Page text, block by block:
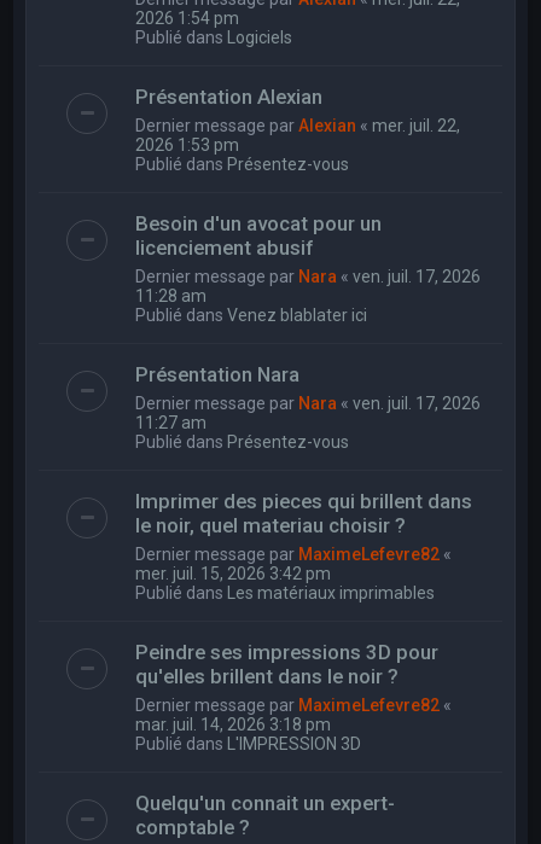
2026 1:54 pm
Publié dans Logiciels
Présentation Alexian
Dernier message parAlexian « mer. juil. 22,
2026 1:53 pm
Publié dans Présentez-vous
Besoin d'un avocat pour un
licenciement abusif
Dernier message par Nara «ven. juil. 17, 2026
11:28 am
Publié dansVenez blablater ici
Présentation Nara
Dernier message par Nara «ven. juil. 17, 2026
11:27 am
Publié dans Présentez-vous
Imprimer des pieces qui brillent dans
le noir, quel materiau choisir ?
Dernier message par MaximeLefevre82 «
mer. juil. 15, 2026 3:42 pm
Publié dans Les matériaux imprimables
Peindre ses impressions 3D pour
qu'elles brillent dans le noir ?
Dernier message par MaximeLefevre82 «
mar. juil. 14, 2026 3:18 pm
Publié dans L'IMPRESSION 3D
Quelqu'un connait un expert-
comptable ?